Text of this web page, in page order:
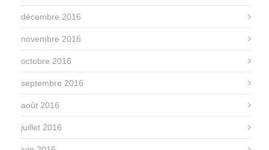
décembre 2016
novembre 2016
octobre 2016
septembre 2016
août 2016
juillet 2016